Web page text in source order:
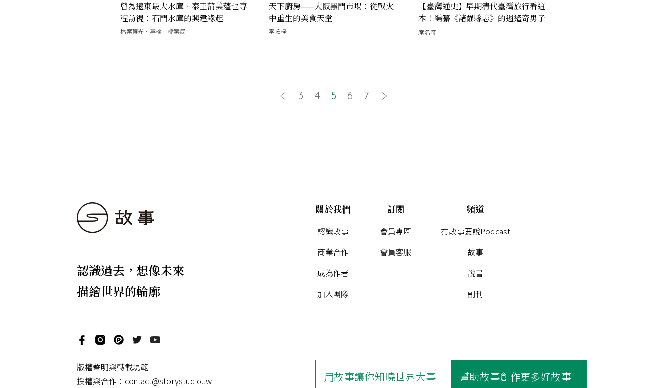
曾為遠東最大水庫、泰王蒲美蓬也專
程訪視：石門水庫的興建緣起
檔案蒔光．專欄｜檔案局
天下廚房——大阪黑門市場：從戰火
中重生的美食天堂
李拓梓
【臺灣通史】早期清代臺灣旅行看這
本！編纂《諸羅縣志》的逍遙奇男子
──陳夢林
席名彥
3 4 5 6 7
認識過去，想像未來
描繪世界的輪廓
關於我們
認識故事
商業合作
成為作者
加入團隊
訂閱
會員專區
會員客服
頻道
有故事要說Podcast
故事
說書
副刊
版權聲明與轉載規範
授權與合作： contact@storystudio.tw 用故事讓你知曉世界大事 幫助故事創作更多好故事